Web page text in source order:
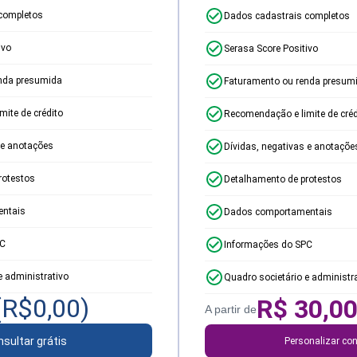
presumida
de crédito
anotações
administrativo
0,00)
grátis
Dados cadastrais completos
Serasa Score Positivo
Faturamento ou renda
Recomendação e limite de
Dívidas, negativas e
Detalhamento de protestos
Dados comportamentais
Informações do SPC
Quadro societário e
A partir deR$ 30,00
Personalizar